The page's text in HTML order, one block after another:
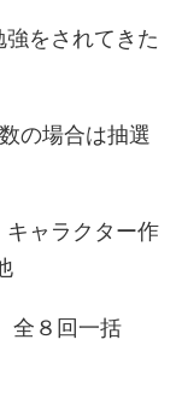
をされてきた
の場合は抽選
キャラクター作
全８回一括